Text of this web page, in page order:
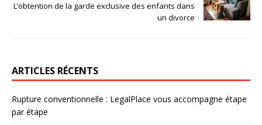
L’obtention de la garde exclusive des enfants dans
un divorce
ARTICLES RÉCENTS
Rupture conventionnelle : LegalPlace vous accompagne étape
par étape